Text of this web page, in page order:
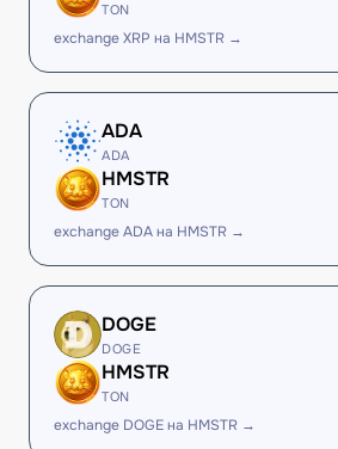
TON
exchange XRP на HMSTR →
ADA
ADA
HMSTR
TON
exchange ADA на HMSTR →
DOGE
DOGE
HMSTR
TON
exchange DOGE на HMSTR →